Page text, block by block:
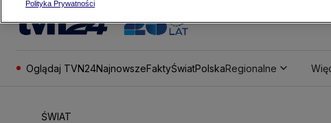
Oglądaj TVN24NajnowszeFaktyŚwiatPolskaRegionalne
ŚWIAT
Polityka Prywatności